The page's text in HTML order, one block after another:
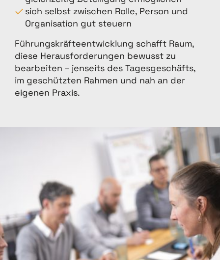
sich selbst zwischen Rolle, Person und
Organisation gut steuern
Führungskräfteentwicklung schafft Raum,
diese Herausforderungen bewusst zu
bearbeiten – jenseits des Tagesgeschäfts,
im geschützten Rahmen und nah an der
eigenen Praxis.
arbeite
Ich verbinde erlebnisorientierte Elemente,
Reflexion und Austausch mit klaren
fachlichen Impulsen.
Führung wird nicht nur in der Theorie
besprochen, sondern konkret bearbeitet: